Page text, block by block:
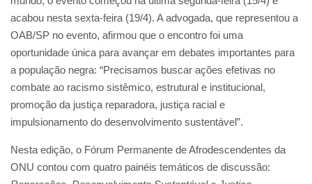
acabou nesta sexta-feira (19/4). A advogada, que representou a
OAB/SP no evento, afirmou que o encontro foi uma
oportunidade única para avançar em debates importantes para
a população negra: “Precisamos buscar ações efetivas no
combate ao racismo sistêmico, estrutural e institucional,
promoção da justiça reparadora, justiça racial e
impulsionamento do desenvolvimento sustentável”.
Nesta edição, o Fórum Permanente de Afrodescendentes da
ONU contou com quatro painéis temáticos de discussão: